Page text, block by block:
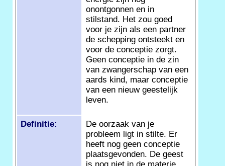
onontgonnen en in
stilstand. Het zou goed
voor je zijn als een partner
de schepping ontsteekt en
voor de conceptie zorgt.
Geen conceptie in de zin
van zwangerschap van een
aards kind, maar conceptie
van een nieuw geestelijk
leven.
Definitie:
De oorzaak van je
probleem ligt in stilte. Er
heeft nog geen conceptie
plaatsgevonden. De geest
is nog niet in de materie